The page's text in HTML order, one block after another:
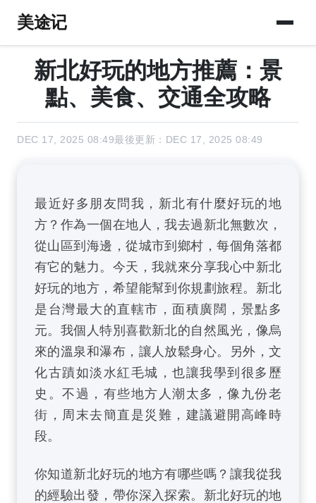
美途记
新北好玩的地方推薦：景
點、美食、交通全攻略
DEC 17, 2025 08:49最後更新：DEC 17, 2025 08:49
最近好多朋友問我，新北有什麼好玩的地
方？作為一個在地人，我去過新北無數次，
從山區到海邊，從城市到鄉村，每個角落都
有它的魅力。今天，我就來分享我心中新北
好玩的地方，希望能幫到你規劃旅程。新北
是台灣最大的直轄市，面積廣闊，景點多
元。我個人特別喜歡新北的自然風光，像烏
來的溫泉和瀑布，讓人放鬆身心。另外，文
化古蹟如淡水紅毛城，也讓我學到很多歷
史。不過，有些地方人潮太多，像九份老
街，周末去簡直是災難，建議避開高峰時
段。
你知道新北好玩的地方有哪些嗎？讓我從我
的經驗出發，帶你深入探索。新北好玩的地